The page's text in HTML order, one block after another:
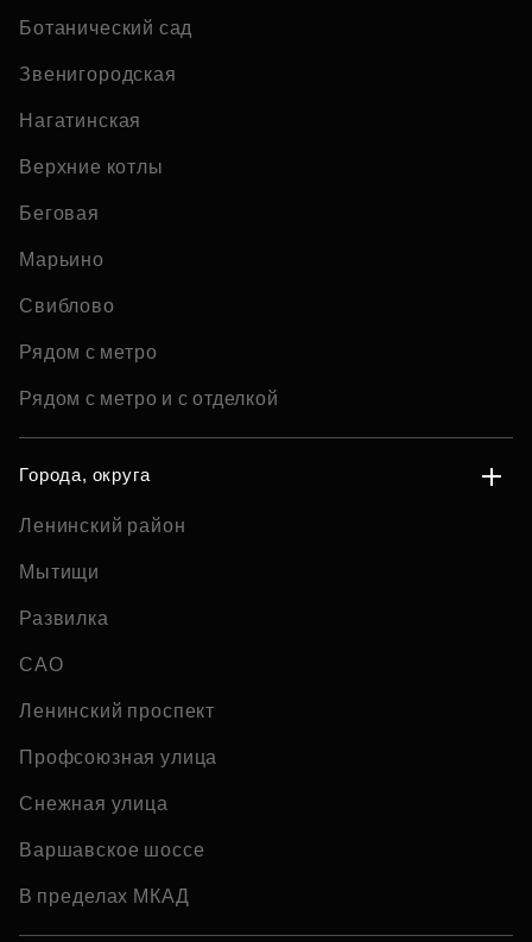
Ботанический сад
Звенигородская
Нагатинская
Верхние котлы
Беговая
Марьино
Свиблово
Рядом с метро
Рядом с метро и с отделкой
Города, округа
Ленинский район
Мытищи
Развилка
САО
Ленинский проспект
Профсоюзная улица
Снежная улица
Варшавское шоссе
В пределах МКАД